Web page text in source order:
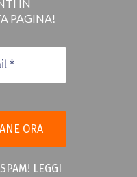
IN
PAGINA!
LEGGI